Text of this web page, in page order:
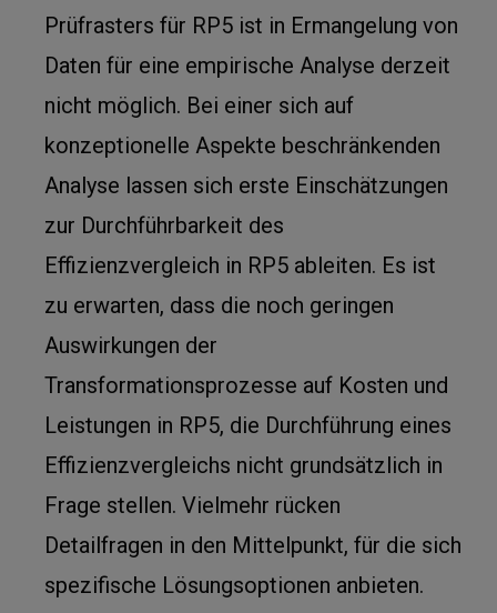
Prüfrasters für RP5 ist in Ermangelung von
Daten für eine empirische Analyse derzeit
nicht möglich. Bei einer sich auf
konzeptionelle Aspekte beschränkenden
Analyse lassen sich erste Einschätzungen
zur Durchführbarkeit des
Effizienzvergleich in RP5 ableiten. Es ist
zu erwarten, dass die noch geringen
Auswirkungen der
Transformationsprozesse auf Kosten und
Leistungen in RP5, die Durchführung eines
Effizienzvergleichs nicht grundsätzlich in
Frage stellen. Vielmehr rücken
Detailfragen in den Mittelpunkt, für die sich
spezifische Lösungsoptionen anbieten.